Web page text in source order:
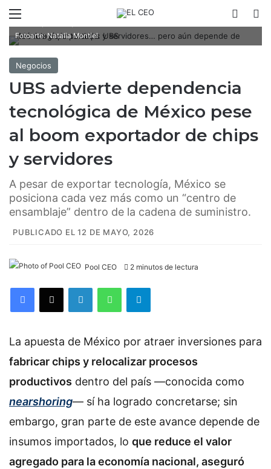
Fotoarte: Natalia Montiel
Negocios
UBS advierte dependencia
tecnológica de México pese
al boom exportador de chips
y servidores
A pesar de exportar tecnología, México se
posiciona cada vez más como un “centro de
ensamblaje” dentro de la cadena de suministro.
PUBLICADO EL 12 DE MAYO, 2026
Pool CEO 2 minutos de lectura
La apuesta de México por atraer inversiones para
fabricar chips y relocalizar procesos
productivos dentro del país —conocida como
nearshoring— sí ha logrado concretarse; sin
embargo, gran parte de este avance depende de
insumos importados, lo que reduce el valor
agregado para la economía nacional, aseguró